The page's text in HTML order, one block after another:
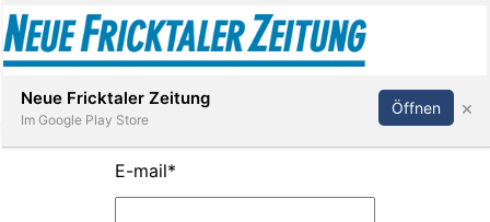
Abonnieren Anmelden
E-mail*
Neue Fricktaler Zeitung
Im Google Play Store
Öffnen ×